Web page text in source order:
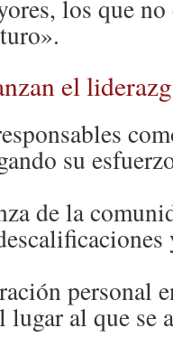
los que
el
su
de la
personal
lugar al que se